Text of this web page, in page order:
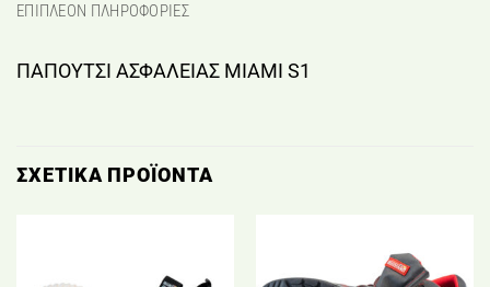
ΕΠΙΠΛΈΟΝ ΠΛΗΡΟΦΟΡΊΕΣ
ΠΑΠΟΥΤΣΙ ΑΣΦΑΛΕΙΑΣ MIAMI S1
ΣΧΕΤΙΚΆ ΠΡΟΪΌΝΤΑ